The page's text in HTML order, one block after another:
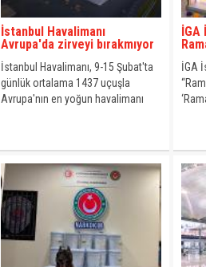
İstanbul Havalimanı
Avrupa'da zirveyi bırakmıyor
İstanbul Havalimanı, 9-15 Şubat'ta
günlük ortalama 1437 uçuşla
Avrupa'nın en yoğun havalimanı
İGA
İGA